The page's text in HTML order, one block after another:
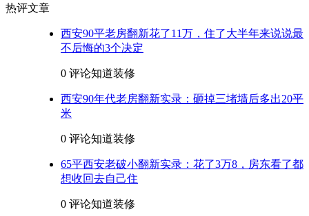
热评文章
西安90平老房翻新花了11万，住了大半年来说说最
不后悔的3个决定
0 评论知道装修
西安90年代老房翻新实录：砸掉三堵墙后多出20平
米
0 评论知道装修
65平西安老破小翻新实录：花了3万8，房东看了都
想收回去自己住
0 评论知道装修